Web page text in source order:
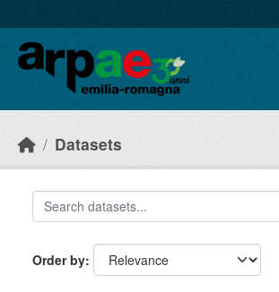
Datasets
Order by